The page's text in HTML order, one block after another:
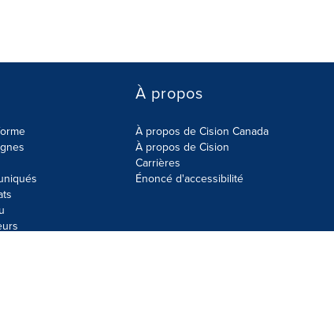
À propos
À propos de Cision Canada
À propos de Cision
Carrières
Énoncé d'accessibilité